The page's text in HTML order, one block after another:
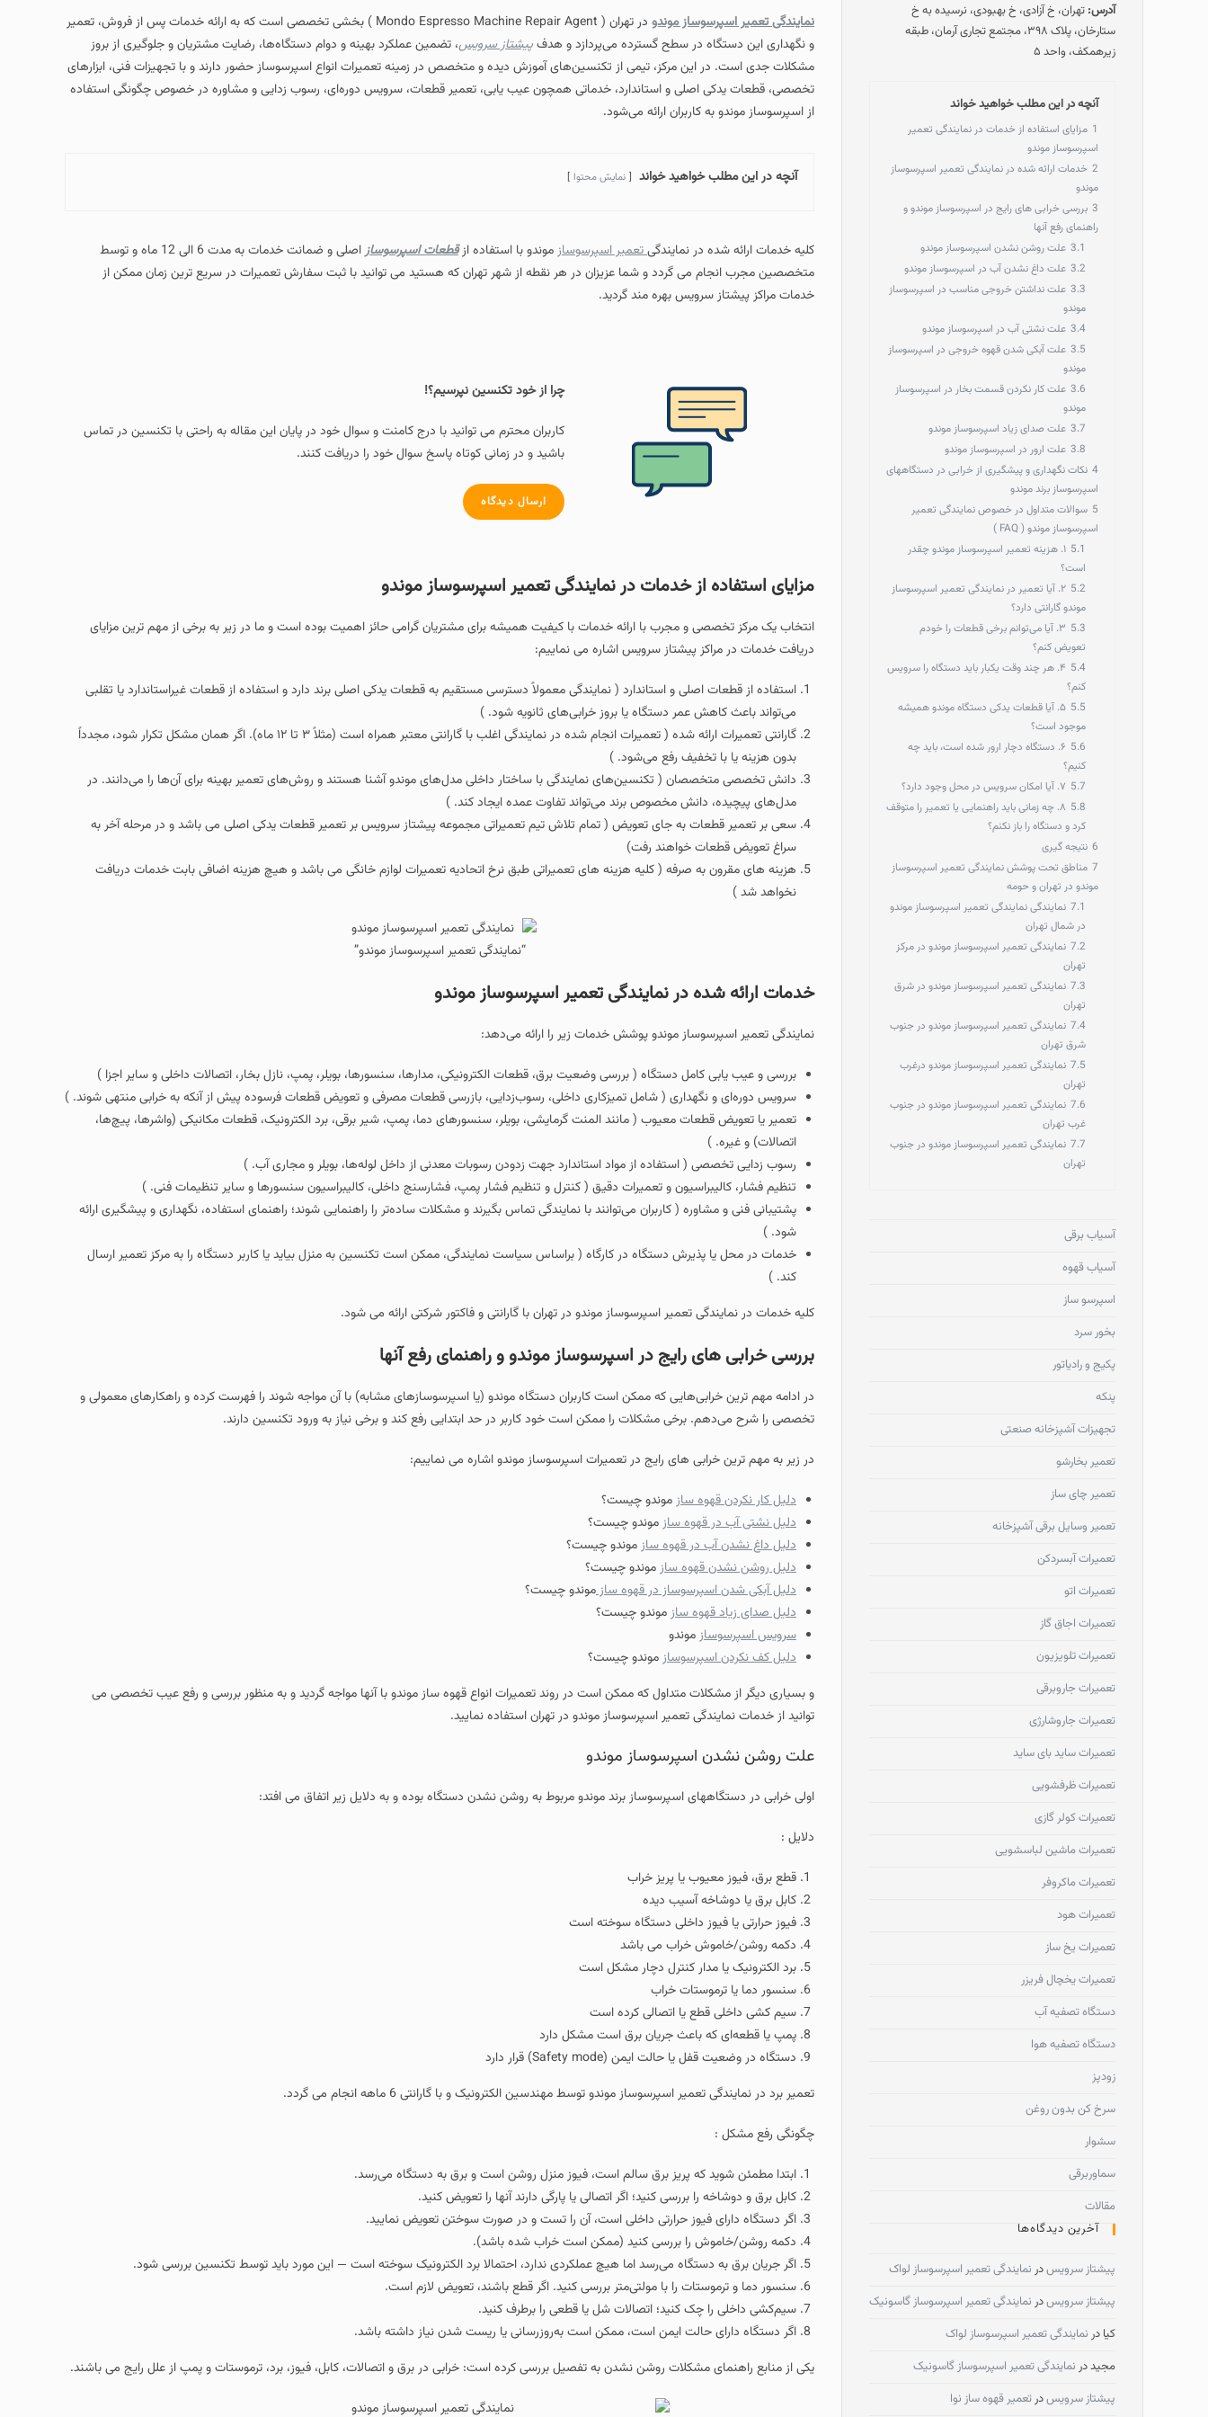
نمایندگی تعمیر اسپرسوساز موندو
در تهران ( Mondo Espresso Machine Repair Agent ) بخشی تخصصی است که به ارائه خدمات پس از فروش، تعمیر
و نگهداری این دستگاه در سطح گسترده می‌پردازد و هدفپیشتاز سرویس، تضمین عملکرد بهینه و دوام دستگاه‌ها، رضایت مشتریان و جلوگیری از بروز
مشکلات جدی است. در این مرکز، تیمی از تکنسین‌های آموزش‌ دیده و متخصص در زمینه تعمیرات انواع اسپرسوساز حضور دارند و با تجهیزات فنی، ابزارهای
تخصصی، قطعات یدکی اصلی و استاندارد، خدماتی همچون عیب‌ یابی، تعمیر قطعات، سرویس دوره‌ای، رسوب‌ زدایی و مشاوره در خصوص چگونگی استفاده
از اسپرسوساز موندو به کاربران ارائه می‌شود.
آنچه در این مطلب خواهید خواند نمایش محتوا
کلیه خدمات ارائه شده در نمایندگیتعمیر اسپرسوسازموندو با استفاده ازقطعات اسپرسوساز
اصلی و ضمانت خدمات به مدت 6 الی 12 ماه و توسط
متخصصین مجرب انجام می گردد و شما عزیزان در هر نقطه از شهر تهران که هستید می توانید با ثبت سفارش تعمیرات در سریع ترین زمان ممکن از
خدمات مراکز پیشتاز سرویس بهره مند گردید.
چرا از خود تکنسین نپرسیم؟!
کاربران محترم می توانید با درج کامنت و سوال خود در پایان این مقاله به راحتی با تکنسین در تماس
باشید و در زمانی کوتاه پاسخ سوال خود را دریافت کنند.
ارسال دیدگاه
مزایای استفاده از خدمات در نمایندگی تعمیر اسپرسوساز موندو
انتخاب یک مرکز تخصصی و مجرب با ارائه خدمات با کیفیت همیشه برای مشتریان گرامی حائز اهمیت بوده است و ما در زیر به برخی از مهم ترین مزایای
دریافت خدمات در مراکز پیشتاز سرویس اشاره می نماییم:
استفاده از قطعات اصلی و استاندارد ( نمایندگی معمولاً دسترسی مستقیم به قطعات یدکی اصلی برند دارد و استفاده از قطعات غیراستاندارد یا تقلبی
می‌تواند باعث کاهش عمر دستگاه یا بروز خرابی‌های ثانویه شود. )
گارانتی تعمیرات ارائه شده ( تعمیرات انجام شده در نمایندگی اغلب با گارانتی معتبر همراه است (مثلاً ۳ تا ۱۲ ماه). اگر همان مشکل تکرار شود، مجدداً
بدون هزینه یا با تخفیف رفع می‌شود. )
دانش تخصصی متخصصان ( تکنسین‌های نمایندگی با ساختار داخلی مدل‌های موندو آشنا هستند و روش‌های تعمیر بهینه برای آن‌ها را می‌دانند. در
مدل‌های پیچیده، دانش مخصوص برند می‌تواند تفاوت عمده ایجاد کند. )
سعی بر تعمیر قطعات به جای تعویض ( تمام تلاش تیم تعمیراتی مجموعه پیشتاز سرویس بر تعمیر قطعات یدکی اصلی می باشد و در مرحله آخر به
سراغ تعویض قطعات خواهند رفت)
هزینه های مقرون به صرفه ( کلیه هزینه های تعمیراتی طبق نرخ اتحادیه تعمیرات لوازم خانگی می باشد و هیچ هزینه اضافی بابت خدمات دریافت
نخواهد شد )
“نمایندگی تعمیر اسپرسوساز موندو”
خدمات ارائه شده در نمایندگی تعمیر اسپرسوساز موندو
نمایندگی تعمیر اسپرسوساز موندو پوشش خدمات زیر را ارائه می‌دهد:
بررسی و عیب‌ یابی کامل دستگاه ( بررسی وضعیت برق، قطعات الکترونیکی، مدارها، سنسورها، بویلر، پمپ، نازل بخار، اتصالات داخلی و سایر اجزا )
سرویس دوره‌ای و نگهداری ( شامل تمیزکاری داخلی، رسوب‌زدایی، بازرسی قطعات مصرفی و تعویض قطعات فرسوده پیش از آنکه به خرابی منتهی شوند. )
تعمیر یا تعویض قطعات معیوب ( مانند المنت گرمایشی، بویلر، سنسورهای دما، پمپ، شیر برقی، برد الکترونیک، قطعات مکانیکی (واشرها، پیچ‌ها،
اتصالات) و غیره. )
رسوب‌ زدایی تخصصی ( استفاده از مواد استاندارد جهت زدودن رسوبات معدنی از داخل لوله‌ها، بویلر و مجاری آب. )
تنظیم فشار، کالیبراسیون و تعمیرات دقیق ( کنترل و تنظیم فشار پمپ، فشارسنج داخلی، کالیبراسیون سنسورها و سایر تنظیمات فنی. )
پشتیبانی فنی و مشاوره ( کاربران می‌توانند با نمایندگی تماس بگیرند و مشکلات ساده‌تر را راهنمایی شوند؛ راهنمای استفاده، نگهداری و پیشگیری ارائه
شود. )
خدمات در محل یا پذیرش دستگاه در کارگاه ( براساس سیاست نمایندگی، ممکن است تکنسین به منزل بیاید یا کاربر دستگاه را به مرکز تعمیر ارسال
کند. )
کلیه خدمات در نمایندگی تعمیر اسپرسوساز موندو در تهران با گارانتی و فاکتور شرکتی ارائه می شود.
بررسی خرابی های رایج در اسپرسوساز موندو و راهنمای رفع آنها
در ادامه مهم‌ ترین خرابی‌هایی که ممکن است کاربران دستگاه موندو (یا اسپرسوسازهای مشابه) با آن مواجه شوند را فهرست کرده و راهکارهای معمولی و
تخصصی را شرح می‌دهم. برخی مشکلات را ممکن است خود کاربر در حد ابتدایی رفع کند و برخی نیاز به ورود تکنسین دارند.
در زیر به مهم ترین خرابی های رایج در تعمیرات اسپرسوساز موندو اشاره می نماییم:
دلیل کار نکردن قهوه سازموندو چیست؟
دلیل نشتی آب در قهوه سازموندو چیست؟
دلیل داغ نشدن آب در قهوه سازموندو چیست؟
دلیل روشن نشدن قهوه سازموندو چیست؟
دلیل آبکی شدن اسپرسوساز در قهوه سازموندو چیست؟
دلیل صدای زیاد قهوه سازموندو چیست؟
سرویس اسپرسوسازموندو
دلیل کف نکردن اسپرسوسازموندو چیست؟
و بسیاری دیگر از مشکلات متداول که ممکن است در روند تعمیرات انواع قهوه ساز موندو با آنها مواجه گردید و به منظور بررسی و رفع عیب تخصصی می
توانید از خدمات نمایندگی تعمیر اسپرسوساز موندو در تهران استفاده نمایید.
علت روشن نشدن اسپرسوساز موندو
اولی خرابی در دستگاههای اسپرسوساز برند موندو مربوط به روشن نشدن دستگاه بوده و به دلایل زیر اتفاق می افتد:
دلایل :
قطع برق، فیوز معیوب یا پریز خراب
کابل برق یا دوشاخه آسیب‌ دیده
فیوز حرارتی یا فیوز داخلی دستگاه سوخته است
دکمه روشن/خاموش خراب می باشد
برد الکترونیک یا مدار کنترل دچار مشکل است
سنسور دما یا ترموستات خراب
سیم‌ کشی داخلی قطع یا اتصالی کرده است
پمپ یا قطعه‌ای که باعث جریان برق است مشکل دارد
دستگاه در وضعیت قفل یا حالت ایمن (Safety mode) قرار دارد
تعمیر برد در نمایندگی تعمیر اسپرسوساز موندو توسط مهندسین الکترونیک و با گارانتی 6 ماهه انجام می گردد.
چگونگی رفع مشکل :
ابتدا مطمئن شوید که پریز برق سالم است، فیوز منزل روشن است و برق به دستگاه می‌رسد.
کابل برق و دوشاخه را بررسی کنید؛ اگر اتصالی یا پارگی دارند آنها را تعویض کنید.
اگر دستگاه دارای فیوز حرارتی داخلی است، آن را تست و در صورت سوختن تعویض نمایید.
دکمه روشن/خاموش را بررسی کنید (ممکن است خراب شده باشد).
اگر جریان برق به دستگاه می‌رسد اما هیچ عملکردی ندارد، احتمالا برد الکترونیک سوخته است — این مورد باید توسط تکنسین بررسی شود.
سنسور دما و ترموستات را با مولتی‌متر بررسی کنید. اگر قطع باشند، تعویض لازم است.
سیم‌کشی داخلی را چک کنید؛ اتصالات شل یا قطعی را برطرف کنید.
اگر دستگاه دارای حالت ایمن است، ممکن است به‌روزرسانی یا ریست شدن نیاز داشته باشد.
یکی از منابع راهنمای مشکلات روشن نشدن به تفصیل بررسی کرده است: خرابی در برق و اتصالات، کابل، فیوز، برد، ترموستات و پمپ از علل رایج می باشند.
آدرس: تهران، خ آزادی، خ بهبودی، نرسیده به خ
ستارخان، پلاک ۳۹۸، مجتمع تجاری آرمان، طبقه
زیرهمکف، واحد ۵
آنچه در این مطلب خواهید خواند
1 مزایای استفاده از خدمات در نمایندگی تعمیر
اسپرسوساز موندو
2 خدمات ارائه شده در نمایندگی تعمیر اسپرسوساز
موندو
3 بررسی خرابی های رایج در اسپرسوساز موندو و
راهنمای رفع آنها
3.1 علت روشن نشدن اسپرسوساز موندو
3.2 علت داغ نشدن آب در اسپرسوساز موندو
3.3 علت نداشتن خروجی مناسب در اسپرسوساز
موندو
3.4 علت نشتی آب در اسپرسوساز موندو
3.5 علت آبکی شدن قهوه خروجی در اسپرسوساز
موندو
3.6 علت کار نکردن قسمت بخار در اسپرسوساز
موندو
3.7 علت صدای زیاد اسپرسوساز موندو
3.8 علت ارور در اسپرسوساز موندو
4 نکات نگهداری و پیشگیری از خرابی در دستگاههای
اسپرسوساز برند موندو
5 سوالات متداول در خصوص نمایندگی تعمیر
اسپرسوساز موندو ( FAQ )
5.1 ۱. هزینه تعمیر اسپرسوساز موندو چقدر
است؟
5.2
۲. آیا تعمیر در نمایندگی تعمیر اسپرسوساز
موندو گارانتی دارد؟
5.3
۳. آیا می‌توانم برخی قطعات را خودم
تعویض کنم؟
5.4
۴. هر چند وقت یکبار باید دستگاه را سرویس
کنم؟
5.5
۵. آیا قطعات یدکی دستگاه موندو همیشه
موجود است؟
5.6
۶. دستگاه دچار ارور شده است، باید چه
کنیم؟
5.7 ۷. آیا امکان سرویس در محل وجود دارد؟
5.8
۸. چه زمانی باید راهنمایی یا تعمیر را متوقف
کرد و دستگاه را باز نکنم؟
6 نتیجه‌ گیری
7 مناطق تحت پوشش نمایندگی تعمیر اسپرسوساز
موندو در تهران و حومه
7.1 نمایندگی نمایندگی تعمیر اسپرسوساز موندو
در شمال تهران
7.2 نمایندگی تعمیر اسپرسوساز موندو در مرکز
تهران
7.3 نمایندگی تعمیر اسپرسوساز موندو در شرق
تهران
7.4 نمایندگی تعمیر اسپرسوساز موندو در جنوب
شرق تهران
7.5 نمایندگی تعمیر اسپرسوساز موندو درغرب
تهران
7.6 نمایندگی تعمیر اسپرسوساز موندو در جنوب
غرب تهران
7.7 نمایندگی تعمیر اسپرسوساز موندو در جنوب
تهران
آسیاب برقی
آسیاب قهوه
اسپرسو ساز
بخور سرد
پکیج و رادیاتور
پنکه
تجهیزات آشپزخانه صنعتی
تعمیر بخارشو
تعمیر چای ساز
تعمیر وسایل برقی آشپزخانه
تعمیرات آبسردکن
تعمیرات اتو
تعمیرات اجاق گاز
تعمیرات تلویزیون
تعمیرات جاروبرقی
تعمیرات جاروشارژی
تعمیرات ساید بای ساید
تعمیرات ظرفشویی
تعمیرات کولر گازی
تعمیرات ماشین لباسشویی
تعمیرات ماکروفر
تعمیرات هود
تعمیرات یخ ساز
تعمیرات یخچال فریزر
دستگاه تصفیه آب
دستگاه تصفیه هوا
زودپز
سرخ کن بدون روغن
سشوار
سماوربرقی
مقالات
آخرین دیدگاه‌ها
پیشتاز سرویسدر نمایندگی تعمیر اسپرسوساز لواک
پیشتاز سرویسدر نمایندگی تعمیر اسپرسوساز گاسونیک
کیا در نمایندگی تعمیر اسپرسوساز لواک
مجیددر نمایندگی تعمیر اسپرسوساز گاسونیک
پیشتاز سرویسدرتعمیر قهوه ساز نوا